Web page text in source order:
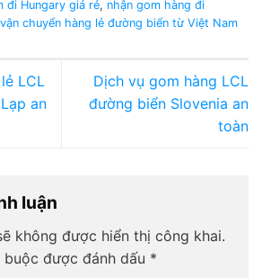
đi Hungary giá rẻ, nhận gom hàng đi
vận chuyển hàng lẻ đường biển từ Việt Nam
LCL
an
Dịch vụ gom hàng LCL
đường biển Slovenia an
toàn
luận
không được hiển thị công khai.
được đánh dấu *